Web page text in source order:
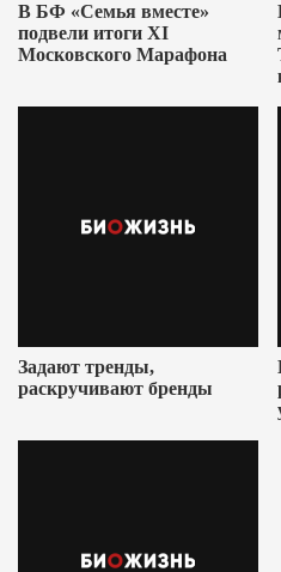
В БФ «Семья вместе»
подвели итоги XI
Московского Марафона
Задают тренды,
раскручивают бренды